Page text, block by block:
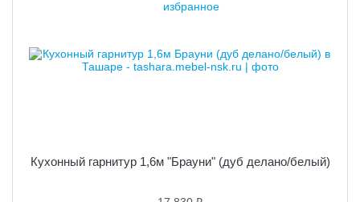
Кухонный гарнитур 1,6м "Брауни" (дуб делано/белый)